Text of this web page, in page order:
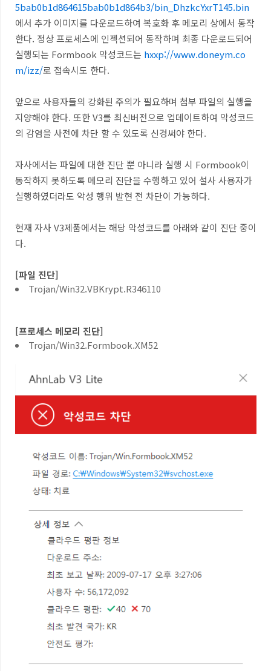
5bab0b1d864615bab0b1d864b3/bin_DhzkcYxrT145.bin
에서 추가 이미지를 다운로드하여 복호화 후 메모리 상에서 동작
한다. 정상 프로세스에 인젝션되어 동작하며 최종 다운로드되어
실행되는 Formbook 악성코드는 hxxp://www.doneym.co
m/izz/로 접속시도 한다.
앞으로 사용자들의 강화된 주의가 필요하며 첨부 파일의 실행을
지양해야 한다. 또한V3를 최신버전으로 업데이트하여 악성코드
의 감염을 사전에 차단 할 수 있도록 신경써야 한다.
자사에서는 파일에 대한 진단 뿐 아니라 실행 시 Formbook이
동작하지 못하도록 메모리 진단을 수행하고 있어 설사 사용자가
실행하였더라도 악성 행위 발현 전 차단이 가능하다.
현재 자사V3제품에서는 해당 악성코드를 아래와 같이 진단 중이
다.
[파일 진단]
Trojan/Win32.VBKrypt.R346110
[프로세스 메모리 진단]
Trojan/Win32.Formbook.XM52